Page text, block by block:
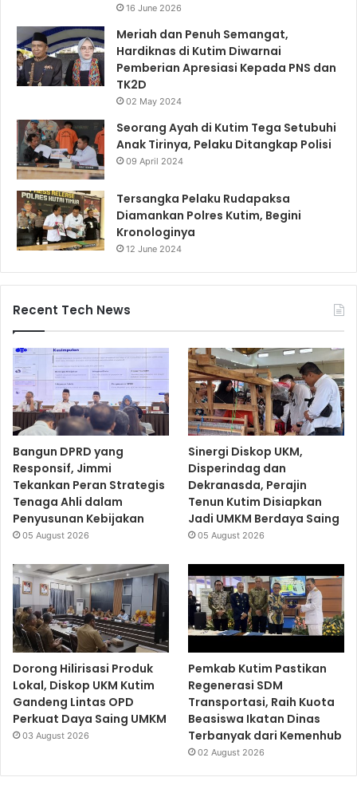
16 June 2026
Meriah dan Penuh Semangat,
Hardiknas di Kutim Diwarnai
Pemberian Apresiasi Kepada PNS dan
TK2D
02 May 2024
Seorang Ayah di Kutim Tega Setubuhi
Anak Tirinya, Pelaku Ditangkap Polisi
09 April 2024
Tersangka Pelaku Rudapaksa
Diamankan Polres Kutim, Begini
Kronologinya
12 June 2024
Recent Tech News
Bangun DPRD yang
Responsif, Jimmi
Tekankan Peran Strategis
Tenaga Ahli dalam
Penyusunan Kebijakan
05 August 2026
Sinergi Diskop UKM,
Disperindag dan
Dekranasda, Perajin
Tenun Kutim Disiapkan
Jadi UMKM Berdaya Saing
05 August 2026
Dorong Hilirisasi Produk
Lokal, Diskop UKM Kutim
Gandeng Lintas OPD
Perkuat Daya Saing UMKM
03 August 2026
Pemkab Kutim Pastikan
Regenerasi SDM
Transportasi, Raih Kuota
Beasiswa Ikatan Dinas
Terbanyak dari Kemenhub
02 August 2026